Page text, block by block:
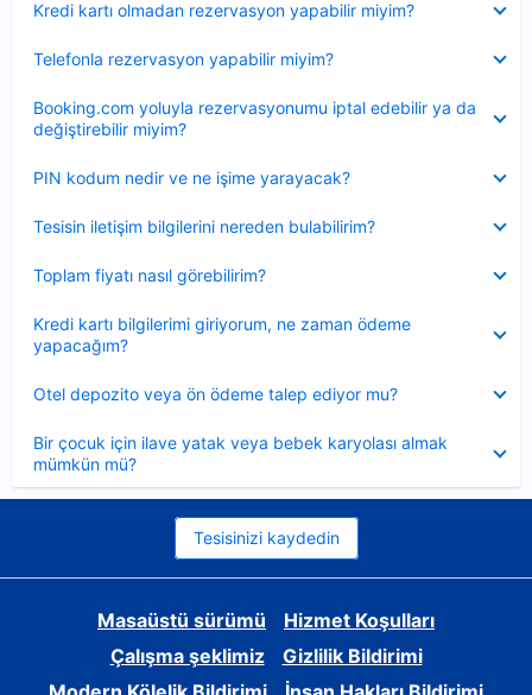
Kredi kartı olmadan rezervasyon yapabilir miyim?
Telefonla rezervasyon yapabilir miyim?
Booking.com yoluyla rezervasyonumu iptal edebilir ya da
değiştirebilir miyim?
PIN kodum nedir ve ne işime yarayacak?
Tesisin iletişim bilgilerini nereden bulabilirim?
Toplam fiyatı nasıl görebilirim?
Kredi kartı bilgilerimi giriyorum, ne zaman ödeme
yapacağım?
Otel depozito veya ön ödeme talep ediyor mu?
Bir çocuk için ilave yatak veya bebek karyolası almak
mümkün mü?
Tesisinizi kaydedin
Masaüstü sürümü
Hizmet Koşulları
Çalışma şeklimiz
Gizlilik Bildirimi